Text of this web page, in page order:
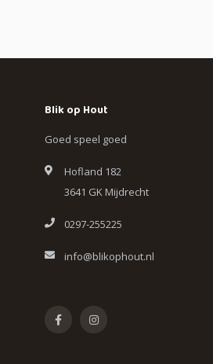
Blik op Hout
Goed speel goed
Hofland 182
3641 GK Mijdrecht
0297-255225
info@blikophout.nl